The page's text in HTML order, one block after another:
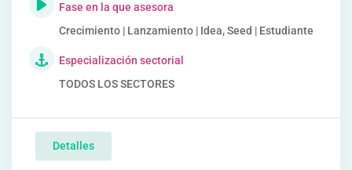
Fase en la que asesora
Crecimiento | Lanzamiento | Idea, Seed | Estudiante
Especialización sectorial
TODOS LOS SECTORES
Detalles